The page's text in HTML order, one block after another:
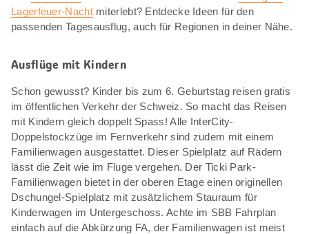
Lagerfeuer-Nachtmiterlebt? Entdecke Ideen für den
passenden Tagesausflug, auch für Regionen in deiner Nähe.
Ausflüge mit Kindern
Schon gewusst? Kinder bis zum 6. Geburtstag reisen gratis
im öffentlichen Verkehr der Schweiz. So macht das Reisen
mit Kindern gleich doppelt Spass! Alle InterCity-
Doppelstockzüge im Fernverkehr sind zudem mit einem
Familienwagen ausgestattet. Dieser Spielplatz auf Rädern
lässt die Zeit wie im Fluge vergehen. Der Ticki Park-
Familienwagen bietet in der oberen Etage einen originellen
Dschungel-Spielplatz mit zusätzlichem Stauraum für
Kinderwagen im Untergeschoss. Achte im SBB Fahrplan
einfach auf die Abkürzung FA, der Familienwagen ist meist